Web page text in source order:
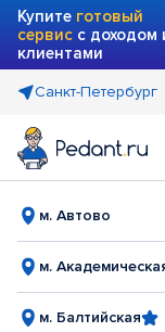
Купите готовый
сервис с доходом
клиентами
Санкт-Петербург
м. Автово
м.
м. Балтийская